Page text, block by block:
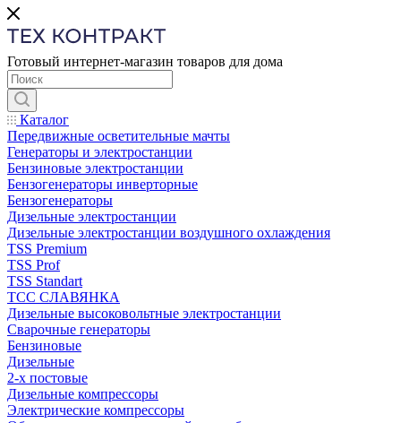
Готовый интернет-магазин товаров для дома
Каталог
Передвижные осветительные мачты
Генераторы и электростанции
Бензиновые электростанции
Бензогенераторы инверторные
Бензогенераторы
Дизельные электростанции
Дизельные электростанции воздушного охлаждения
TSS Premium
TSS Prof
TSS Standart
ТСС СЛАВЯНКА
Дизельные высоковольтные электростанции
Сварочные генераторы
Бензиновые
Дизельные
2-х постовые
Дизельные компрессоры
Электрические компрессоры